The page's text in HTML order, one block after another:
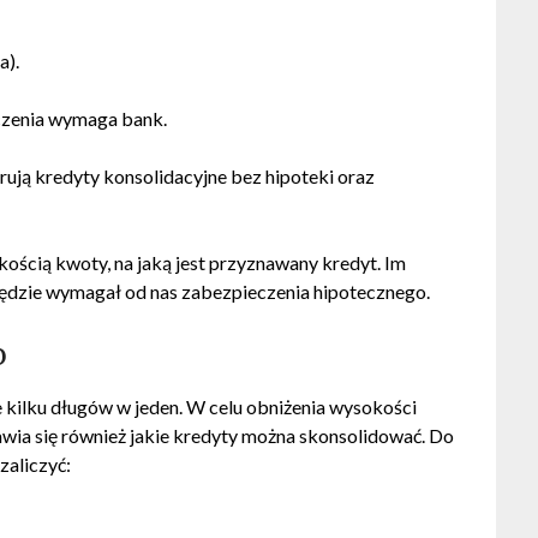
wymaga bank.
kredyty konsolidacyjne bez hipoteki oraz
kwoty, na jaką jest przyznawany kredyt. Im
wymagał od nas zabezpieczenia hipotecznego.
długów w jeden. W celu obniżenia wysokości
się również jakie kredyty można skonsolidować. Do